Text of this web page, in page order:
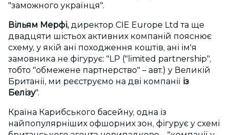
"заможного українця".
Вільям Мерфі, директор CIE Europe Ltd та ще
двадцяти шістьох активних компаній пояснює
схему, у якій ані походження коштів, ані ім'я
замовника не фігурує: "LP ("limited partnership",
тобто "обмежене партнерство" – авт.) у Великій
Британії, ми реєструємо на дві компанії із
Белізу".
Країна Карибського басейну, одна із
найпопулярніших офшорних зон, фігурує у схемі